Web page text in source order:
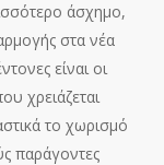
άσχημο,
στα νέα
είναι οι
χρειάζεται
το χωρισμό
παράγοντες